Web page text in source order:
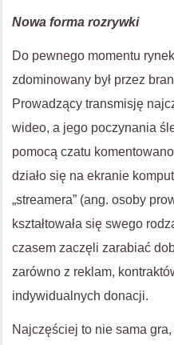
Nowa forma rozrywki
Do pewnego momentu
zdominowany był przez
Prowadzący transmisję
wideo, a jego poczynania
pomocą czatu
działo się na ekranie
„streamera” (ang. osoby
kształtowała się swego
czasem zaczęli zarabiać
zarówno z reklam,
indywidualnych donacji.
Najczęściej to nie sama